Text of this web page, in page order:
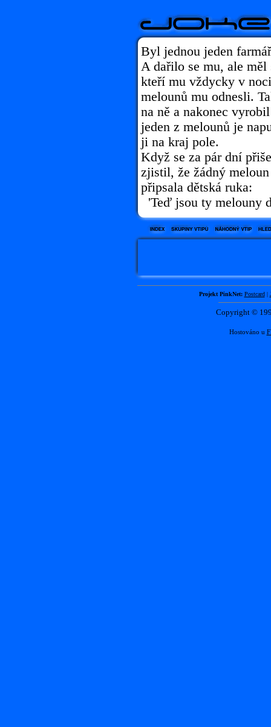
Byl jednou jeden
A dařilo se mu, ale
kteří mu vždycky v
melounů mu odnesli.
na ně a nakonec
jeden z melounů je
ji na kraj pole.
Když se za pár dní
zjistil, že žádný
připsala dětská ruka:
'Teď jsou ty melouny
Projekt PinkNet: Postcard|
Copyright ©
Hostováno u